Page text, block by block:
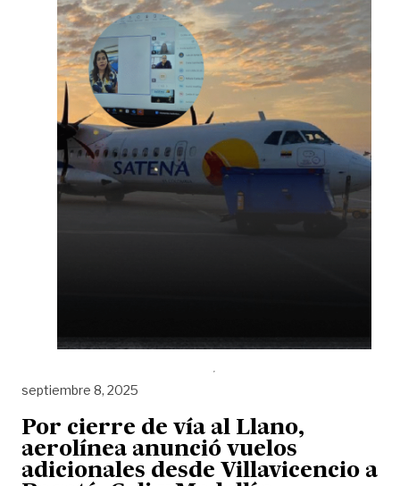
septiembre 8, 2025
Por cierre de vía al Llano,
aerolínea anunció vuelos
adicionales desde Villavicencio a